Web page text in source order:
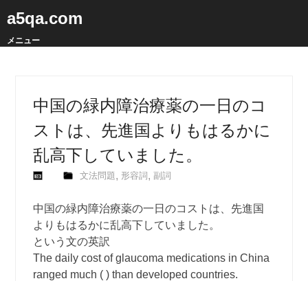
a5qa.com
メニュー
中国の緑内障治療薬の一日のコ
ストは、先進国よりもはるかに
乱高下していました。
文法問題,形容詞 ,副詞
中国の緑内障治療薬の一日のコストは、先進国
よりもはるかに乱高下していました。
という文の英訳
The daily cost of glaucoma medications in China
ranged much ( ) than developed countries.